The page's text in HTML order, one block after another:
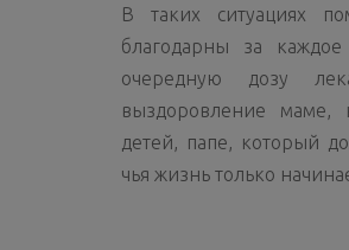
В таких ситуациях
благодарны за каждое
очередную дозу
выздоровление маме,
детей, папе, который
чья жизнь только